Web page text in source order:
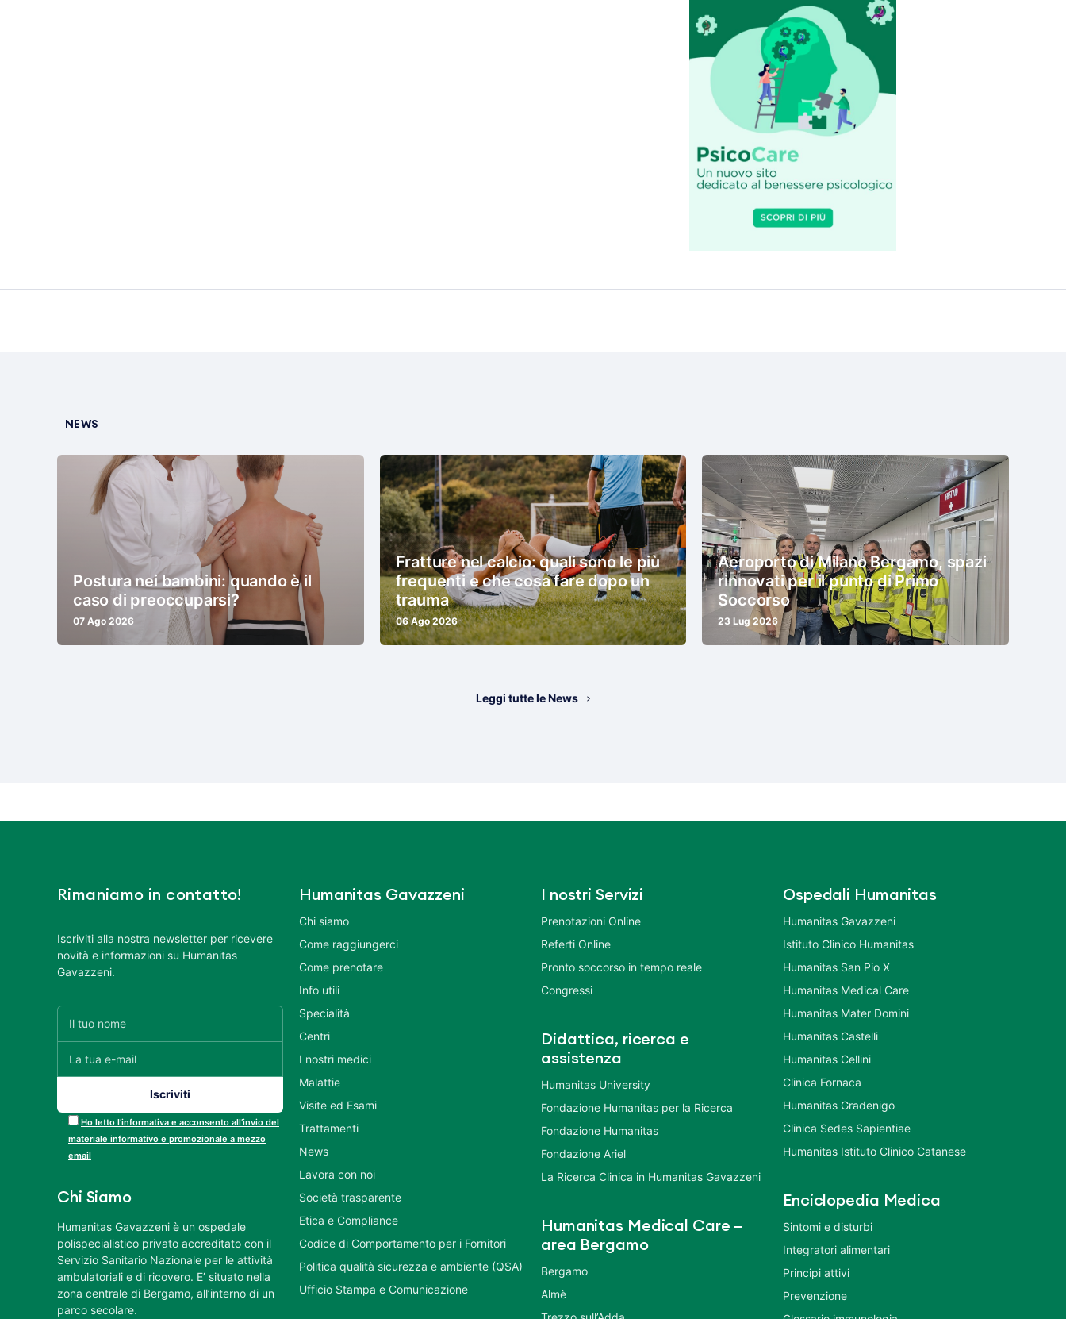
NEWS
Postura nei bambini: quando è il
caso di preoccuparsi?
07 Ago 2026
Fratture nel calcio: quali sono le più
frequenti e che cosa fare dopo un
trauma
06 Ago 2026
Aeroporto di Milano Bergamo, spazi
rinnovati per il punto di Primo
Soccorso
23 Lug 2026
Leggi tutte le News
Rimaniamo in contatto!
Iscriviti alla nostra newsletter per ricevere
novità e informazioni su Humanitas
Gavazzeni.
Ho letto l’informativa e acconsento all’invio del
materiale informativo e promozionale a mezzo
email
Chi Siamo
Humanitas Gavazzeni è un ospedale
polispecialistico privato accreditato con il
Servizio Sanitario Nazionale per le attività
ambulatoriali e di ricovero. E’ situato nella
zona centrale di Bergamo, all’interno di un
parco secolare.
Humanitas Gavazzeni
Chi siamo
Come raggiungerci
Come prenotare
Info utili
Specialità
Centri
I nostri medici
Malattie
Visite ed Esami
Trattamenti
News
Lavora con noi
Società trasparente
Etica e Compliance
Codice di Comportamento per i Fornitori
Politica qualità sicurezza e ambiente (QSA)
Ufficio Stampa e Comunicazione
I nostri Servizi
Prenotazioni Online
Referti Online
Pronto soccorso in tempo reale
Congressi
Didattica, ricerca e
assistenza
Humanitas University
Fondazione Humanitas per la Ricerca
Fondazione Humanitas
Fondazione Ariel
La Ricerca Clinica in Humanitas Gavazzeni
Humanitas Medical Care –
area Bergamo
Bergamo
Almè
Ospedali Humanitas
Humanitas Gavazzeni
Istituto Clinico Humanitas
Humanitas San Pio X
Humanitas Medical Care
Humanitas Mater Domini
Humanitas Castelli
Humanitas Cellini
Clinica Fornaca
Humanitas Gradenigo
Clinica Sedes Sapientiae
Humanitas Istituto Clinico Catanese
Enciclopedia Medica
Sintomi e disturbi
Integratori alimentari
Principi attivi
Prevenzione